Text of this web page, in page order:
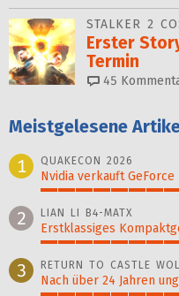
STALKER 2
Erster
Termin
45
Meistgelesene
1
QUAKECON 2026
Nvidia verkauft GeForce
100%
2 LIAN LI B4-MATX
Erstklassiges
99%
3 RETURN TO CASTLE
Nach über 24 Jahren